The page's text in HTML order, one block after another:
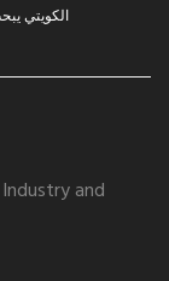
الكويتي
and